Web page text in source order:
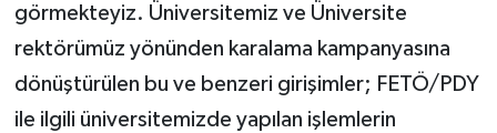
görmekteyiz. Üniversitemiz ve Üniversite
rektörümüz yönünden karalama kampanyasına
dönüştürülen bu ve benzeri girişimler; FETÖ/PDY
ile ilgili üniversitemizde yapılan işlemlerin